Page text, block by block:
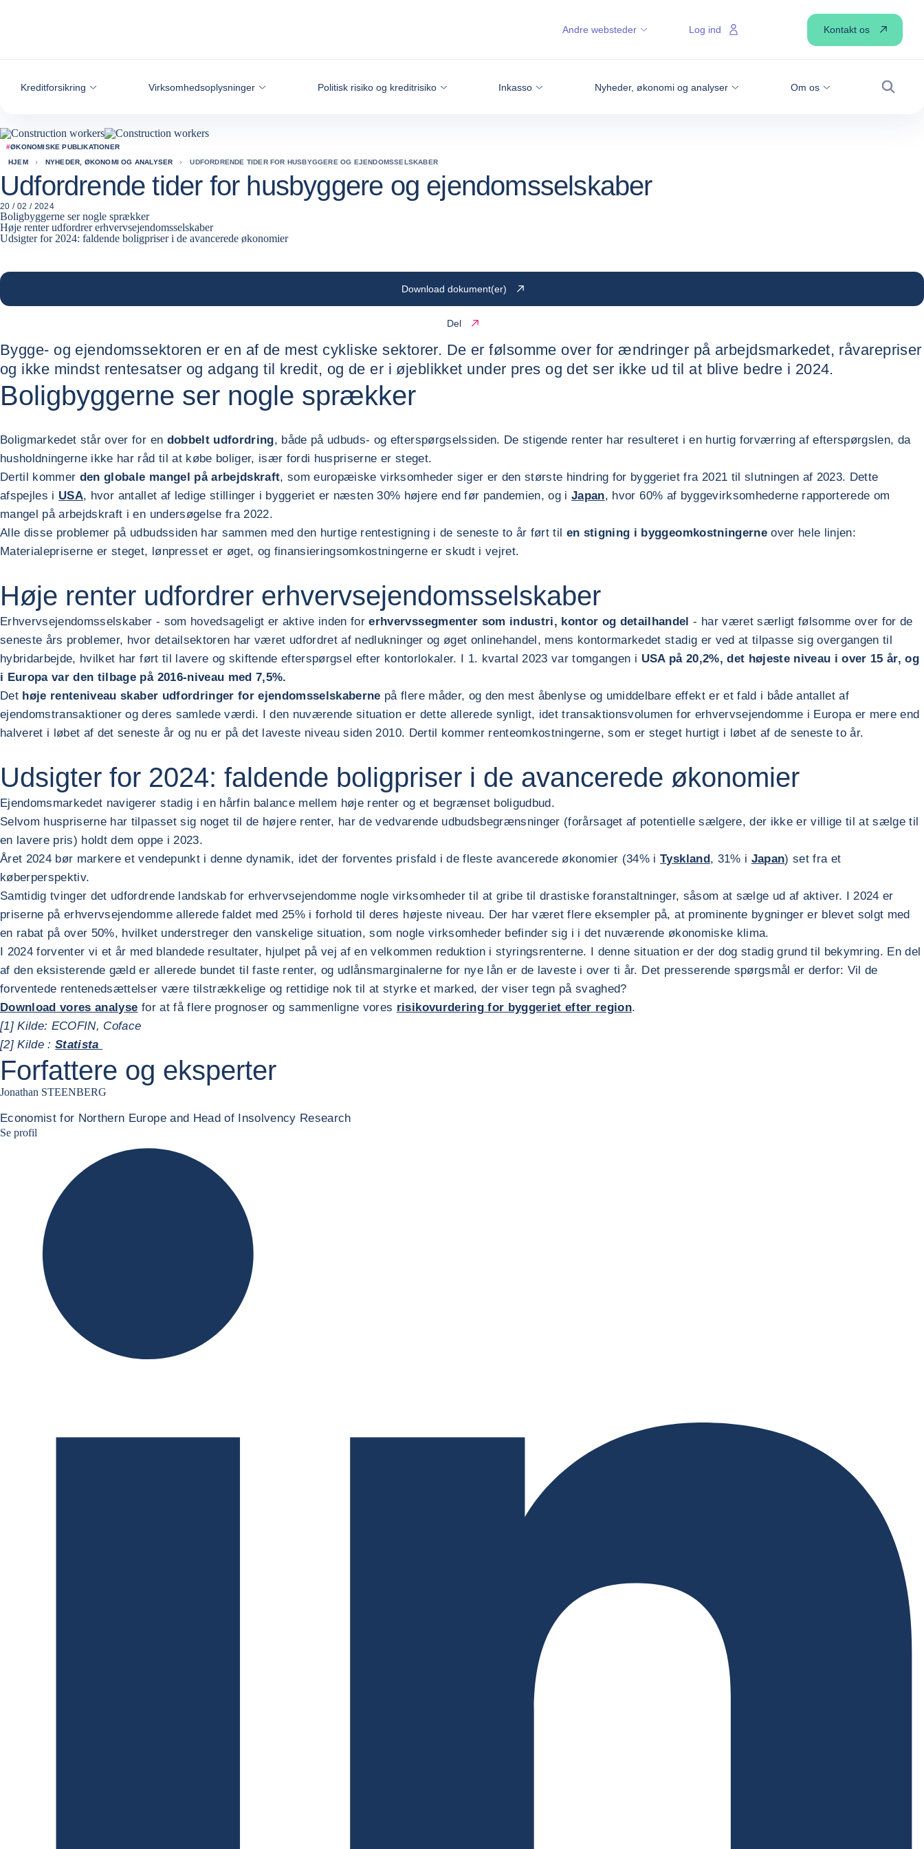
Kreditforsikring Virksomhedsoplysninger Politisk risiko og kreditrisiko Inkasso Nyheder, økonomi og analyser Om os
Søg
Andre websteder Log ind Kontakt os
#ØKONOMISKE PUBLIKATIONER
HJEM
NYHEDER, ØKONOMI OG ANALYSER UDFORDRENDE TIDER FOR HUSBYGGERE OG EJENDOMSSELSKABER
Udfordrende tider for husbyggere og ejendomsselskaber
20 / 02 / 2024
Boligbyggerne ser nogle sprækker
Høje renter udfordrer erhvervsejendomsselskaber
Udsigter for 2024: faldende boligpriser i de avancerede økonomier
Download dokument(er)
Del
Bygge- og ejendomssektoren er en af de mest cykliske sektorer. De er følsomme over for ændringer på arbejdsmarkedet, råvarepriser
og ikke mindst rentesatser og adgang til kredit, og de er i øjeblikket under pres og det ser ikke ud til at blive bedre i 2024.
Boligbyggerne ser nogle sprækker
Boligmarkedet står over for en dobbelt udfordring, både på udbuds- og efterspørgselssiden. De stigende renter har resulteret i en hurtig forværring af efterspørgslen, da
husholdningerne ikke har råd til at købe boliger, især fordi huspriserne er steget.
Dertil kommer den globale mangel på arbejdskraft, som europæiske virksomheder siger er den største hindring for byggeriet fra 2021 til slutningen af 2023. Dette
afspejles i USA, hvor antallet af ledige stillinger i byggeriet er næsten 30% højere end før pandemien, og iJapan, hvor 60% af byggevirksomhederne rapporterede om
mangel på arbejdskraft i en undersøgelse fra 2022.
Alle disse problemer på udbudssiden har sammen med den hurtige rentestigning i de seneste to år ført til en stigning i byggeomkostningerneover hele linjen:
Materialepriserne er steget, lønpresset er øget, og finansieringsomkostningerne er skudt i vejret.
Høje renter udfordrer erhvervsejendomsselskaber
Erhvervsejendomsselskaber - som hovedsageligt er aktive inden forerhvervssegmenter som industri, kontor og detailhandel- har været særligt følsomme over for de
seneste års problemer, hvor detailsektoren har været udfordret af nedlukninger og øget onlinehandel, mens kontormarkedet stadig er ved at tilpasse sig overgangen til
hybridarbejde, hvilket har ført til lavere og skiftende efterspørgsel efter kontorlokaler. I 1. kvartal 2023 var tomgangen i USA på 20,2%, det højeste niveau i over 15 år, og
i Europa var den tilbage på 2016-niveau med 7,5%.
Det høje renteniveau skaber udfordringer for ejendomsselskaberne på flere måder, og den mest åbenlyse og umiddelbare effekt er et fald i både antallet af
ejendomstransaktioner og deres samlede værdi. I den nuværende situation er dette allerede synligt, idet transaktionsvolumen for erhvervsejendomme i Europa er mere end
halveret i løbet af det seneste år og nu er på det laveste niveau siden 2010. Dertil kommer renteomkostningerne, som er steget hurtigt i løbet af de seneste to år.
Udsigter for 2024: faldende boligpriser i de avancerede økonomier
Ejendomsmarkedet navigerer stadig i en hårfin balance mellem høje renter og et begrænset boligudbud.
Selvom huspriserne har tilpasset sig noget til de højere renter, har de vedvarende udbudsbegrænsninger (forårsaget af potentielle sælgere, der ikke er villige til at sælge til
en lavere pris) holdt dem oppe i 2023.
Året 2024 bør markere et vendepunkt i denne dynamik, idet der forventes prisfald i de fleste avancerede økonomier (34% iTyskland, 31% i Japan) set fra et
køberperspektiv.
Samtidig tvinger det udfordrende landskab for erhvervsejendomme nogle virksomheder til at gribe til drastiske foranstaltninger, såsom at sælge ud af aktiver. I 2024 er
priserne på erhvervsejendomme allerede faldet med 25% i forhold til deres højeste niveau. Der har været flere eksempler på, at prominente bygninger er blevet solgt med
en rabat på over 50%, hvilket understreger den vanskelige situation, som nogle virksomheder befinder sig i i det nuværende økonomiske klima.
I 2024 forventer vi et år med blandede resultater, hjulpet på vej af en velkommen reduktion i styringsrenterne. I denne situation er der dog stadig grund til bekymring. En del
af den eksisterende gæld er allerede bundet til faste renter, og udlånsmarginalerne for nye lån er de laveste i over ti år. Det presserende spørgsmål er derfor: Vil de
forventede rentenedsættelser være tilstrækkelige og rettidige nok til at styrke et marked, der viser tegn på svaghed?
Download vores analyse for at få flere prognoser og sammenligne vores risikovurdering for byggeriet efter region.
[1] Kilde: ECOFIN, Coface
[2] Kilde :Statista
Forfattere og eksperter
Jonathan STEENBERG
Economist for Northern Europe and Head of Insolvency Research
Se profil